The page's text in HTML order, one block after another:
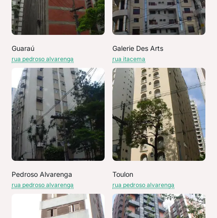
Guaraú
rua pedroso alvarenga
Galerie Des Arts
rua itacema
Pedroso Alvarenga
rua pedroso alvarenga
Toulon
rua pedroso alvarenga